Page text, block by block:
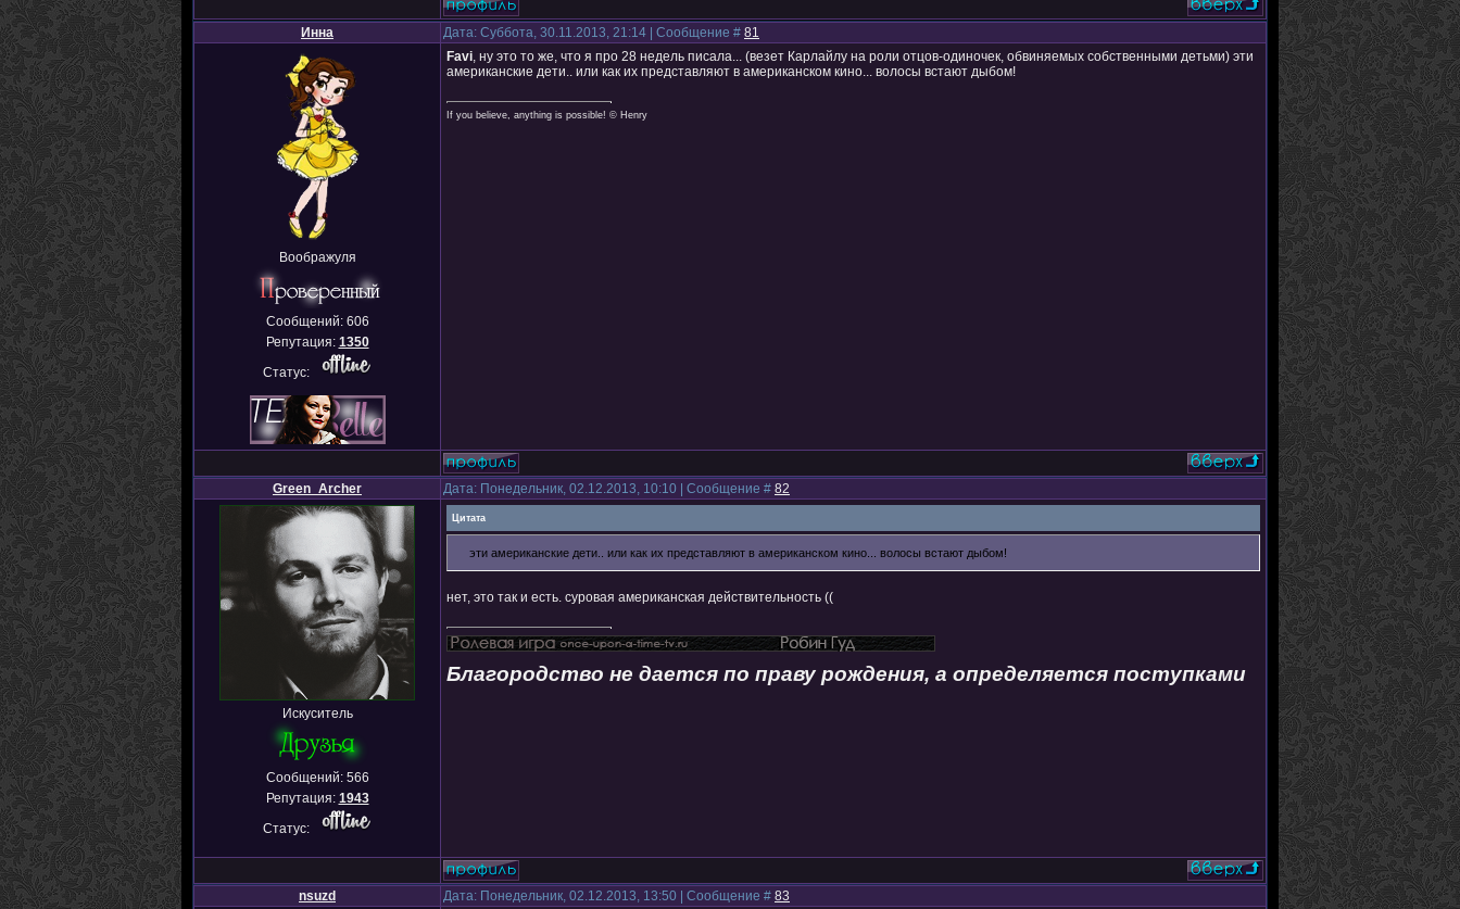
Инна Дата: Суббота, 30.11.2013, 21:14 | Сообщение # 81
Воображуля
Сообщений: 606
Репутация: 1350
Статус:
Favi, ну это то же, что я про 28 недель писала... (везет Карлайлу на роли отцов-одиночек, обвиняемых собственными детьми) эти
американские дети.. или как их представляют в американском кино... волосы встают дыбом!
If you believe, anything is possible! © Henry
Green_Archer Дата: Понедельник, 02.12.2013, 10:10 | Сообщение # 82
Искуситель
Сообщений: 566
Репутация: 1943
Статус:
Цитата
эти американские дети.. или как их представляют в американском кино... волосы встают дыбом!
нет, это так и есть. суровая американская действительность ((
Благородство не дается по праву рождения, а определяется поступками
nsuzd Дата: Понедельник, 02.12.2013, 13:50 | Сообщение # 83